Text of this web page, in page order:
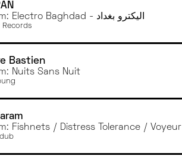
Album: Electro Baghdad - اليكترو بغداد
Records
Bastien
Nuits Sans Nuit
Fishnets / Distress Tolerance / Voyeur